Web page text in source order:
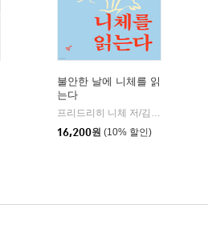
|
불안한 날에 니체를 읽
는다
프리드리히 니체 저/김상현 역
16,200원 (10% 할인)